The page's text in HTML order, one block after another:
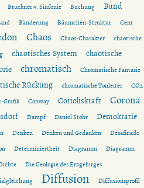
Bruckner 9. Sinfonie Buchung Bund
Bänderung Bäumchen-Struktur Cent
Chaos Chaos-Charakter
chaotische
chaotisches System
chaotische
chromatisch Chromatische Fantasie
Rückung chromatische Tonleiter
CO2
Grafik
Conway Corioliskraft Corona
Dampf Daniel Stöhr Demokratie
Denken Denken und Gedanken
Desafinado
Determiniertheit Diagramm
Diagramm
Die Geologie des Erzgebirges
Diffusion
Diffusionsprofil